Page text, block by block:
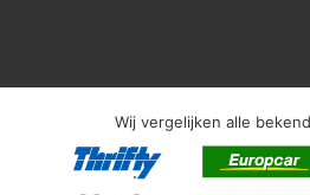
Wij vergelijken alle